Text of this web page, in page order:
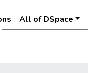
All of DSpace